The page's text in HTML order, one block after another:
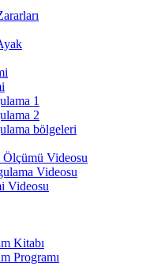
1
2
bölgeleri
Videosu
Videosu
Videosu
Kitabı
Programı